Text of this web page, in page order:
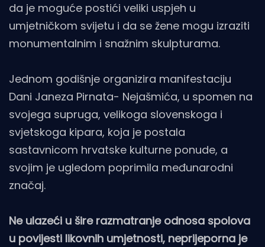
da je moguće postići veliki uspjeh u
umjetničkom svijetu i da se žene mogu izraziti
monumentalnim i snažnim skulpturama.
Jednom godišnje organizira manifestaciju
Dani Janeza Pirnata- Nejašmića, u spomen na
svojega supruga, velikoga slovenskoga i
svjetskoga kipara, koja je postala
sastavnicom hrvatske kulturne ponude, a
svojim je ugledom poprimila međunarodni
značaj.
Ne ulazeći u šire razmatranje odnosa spolova
u povijesti likovnih umjetnosti, neprijeporna je